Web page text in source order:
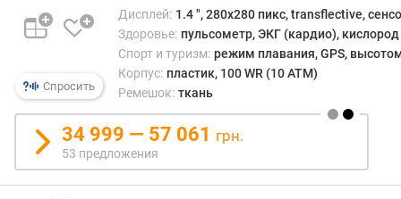
ц
ы
р
к
с
Спросить
Дисплей: 1.4 ", 280x280 пикс, transflective,
Здоровье: пульсометр, ЭКГ (кардио), кислород
Спорт и туризм: режим плавания, GPS,
Корпус: пластик, 100 WR (10 ATM)
Ремешок: ткань
34 999 — 57 061 грн.
53 предложения